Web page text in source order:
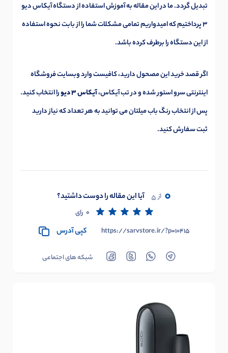
تبدیل گردد. ما در این مقاله به آموزش استفاده از دستگاه آیکاس دیو
3 پرداختیم که امیدواریم تمامی مشکلات شما را از بابت نحوه استفاده
از این دستگاه را برطرف کرده باشد.
اگر قصد خرید این مصحول دارید، کافیست وارد وبسایت فروشگاه
اینترنتی سرو استور شده و در تب آیکاس،آیکاس 3 دیو
را انتخاب کنید.
پس از انتخاب رنگ باب میلتان می توانید به هر تعداد که نیاز دارید
ثبت سفارش کنید.
0 از 5 آیا این مقاله را دوست داشتید؟
0 رای
https://sarvstore.ir/?p=10415
کپی آدرس
شبکه های اجتماعی